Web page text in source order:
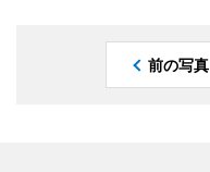
前の写真